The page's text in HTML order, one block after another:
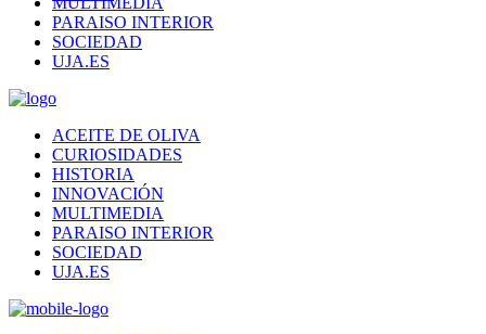
PARAISO INTERIOR
SOCIEDAD
UJA.ES
ACEITE DE OLIVA
CURIOSIDADES
HISTORIA
INNOVACIÓN
MULTIMEDIA
PARAISO INTERIOR
SOCIEDAD
UJA.ES